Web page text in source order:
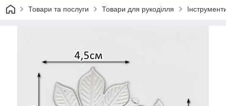
Товари та послуги Товари для рукоділля